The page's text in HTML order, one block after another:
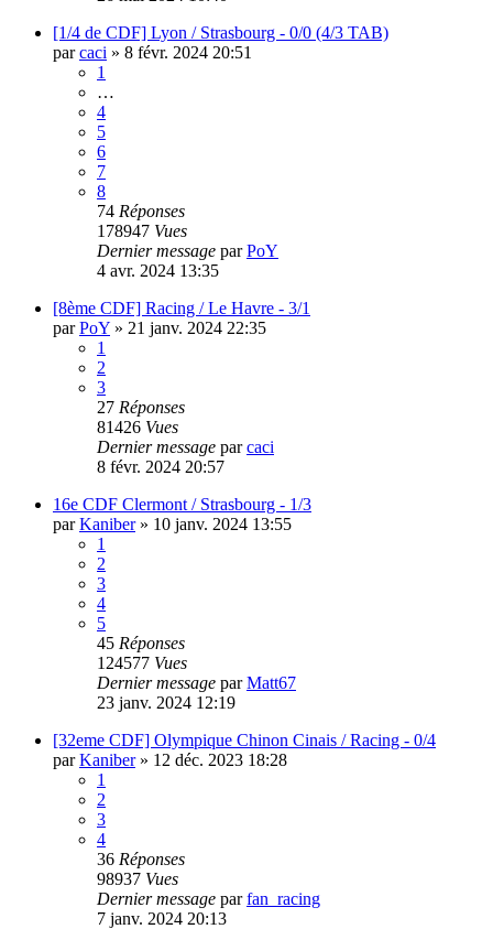
[1/4 de CDF] Lyon / Strasbourg - 0/0 (4/3 TAB)
parcaci » 8 févr. 2024 20:51
1
…
4
5
6
7
8
74 Réponses
178947 Vues
Dernier message parPoY
4 avr. 2024 13:35
[8ème CDF] Racing / Le Havre - 3/1
parPoY » 21 janv. 2024 22:35
1
2
3
27 Réponses
81426 Vues
Dernier message parcaci
8 févr. 2024 20:57
16e CDF Clermont / Strasbourg - 1/3
parKaniber» 10 janv. 2024 13:55
1
2
3
4
5
45 Réponses
124577 Vues
Dernier message parMatt67
23 janv. 2024 12:19
[32eme CDF] Olympique Chinon Cinais / Racing - 0/4
parKaniber» 12 déc. 2023 18:28
1
2
3
4
36 Réponses
98937 Vues
Dernier message parfan_racing
7 janv. 2024 20:13